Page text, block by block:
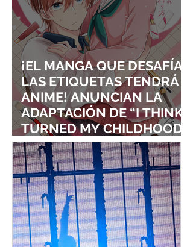
¡EL MANGA QUE DESAFÍA
LAS ETIQUETAS TENDRÁ
ANIME! ANUNCIAN LA
ADAPTACIÓN DE “I THINK I
TURNED MY CHILDHOOD
FRIEND INTO A GIRL”